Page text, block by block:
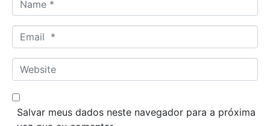
a
m
*
m
a
*
W
e
b
Salvar meus dados neste navegador para a próxima